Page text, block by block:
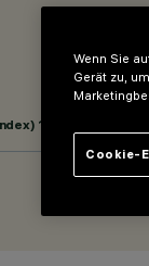
102
Wenn Sie
Gerät zu,
Cookie-